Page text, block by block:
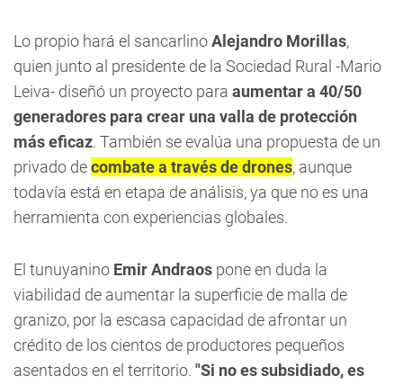
Lo propio hará el sancarlinoAlejandro Morillas,
quien junto al presidente de la Sociedad Rural -Mario
Leiva- diseñó un proyecto para aumentar a 40/50
generadores para crear una valla de protección
más eficaz. También se evalúa una propuesta de un
privado decombate a través de drones, aunque
todavía está en etapa de análisis, ya que no es una
herramienta con experiencias globales.
El tunuyanino Emir Andraos pone en duda la
viabilidad de aumentar la superficie de malla de
granizo, por la escasa capacidad de afrontar un
crédito de los cientos de productores pequeños
asentados en el territorio. "Si no es subsidiado, es